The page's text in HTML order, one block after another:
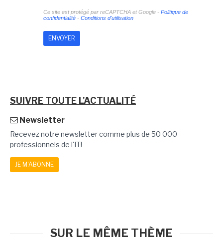
Ce site est protégé par reCAPTCHA et Google - Politique de
confidentialité- Conditions d'utilisation
SUIVRE TOUTE L'ACTUALITÉ
Newsletter
Recevez notre newsletter comme plus de 50 000
professionnels de l'IT!
JE M'ABONNE
SUR LE MÊME THÈME